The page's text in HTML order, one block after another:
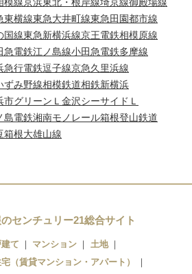
東横線東急大井町線東急田園都市線
国線東急新横浜線京王電鉄相模原線
急電鉄江ノ島線小田急電鉄多摩線
急行電鉄逗子線京急久里浜線
ずみ野線相模鉄道相鉄新横浜
市グリーンＬ 金沢シーサイドＬ
島電鉄湘南モノレール箱根登山鉄道
箱根大雄山線
センチュリー21総合サイト
て マンション
土地
（賃貸マンション・アパート）